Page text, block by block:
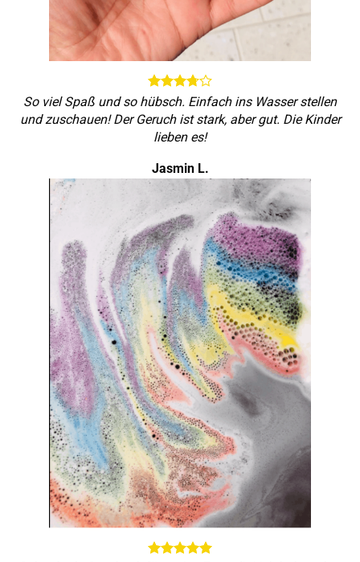
und zuschauen! Der Geruch ist stark, aber gut. Die Kinder
lieben es!
Jasmin L.
früher Badebomben-Sets gekauft, aber diese sind bei